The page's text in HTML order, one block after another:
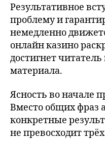
Результативное
проблему и
немедленно
онлайн казино
достигнет
материала.
Ясность во начале
Вместо общих фраз
конкретные
не превосходит